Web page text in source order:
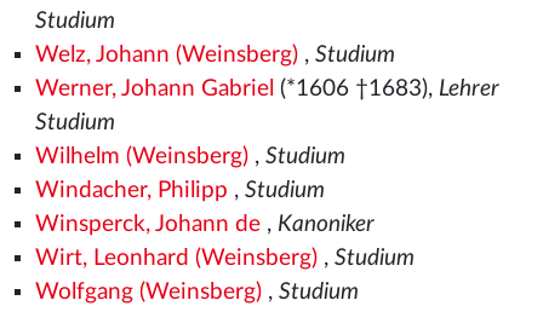
Studium
Welz, Johann (Weinsberg), Studium
Werner, Johann Gabriel (*1606 †1683), Lehrer
Studium
Wilhelm (Weinsberg), Studium
Windacher, Philipp , Studium
Winsperck, Johann de, Kanoniker
Wirt, Leonhard (Weinsberg), Studium
Wolfgang (Weinsberg), Studium